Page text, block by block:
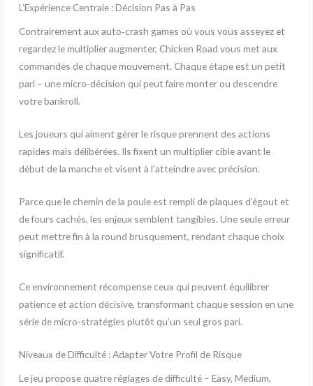
L’Expérience Centrale : Décision Pas à Pas
Contrairement aux auto‑crash games où vous vous asseyez et
regardez le multiplier augmenter, Chicken Road vous met aux
commandes de chaque mouvement. Chaque étape est un petit
pari – une micro‑décision qui peut faire monter ou descendre
votre bankroll.
Les joueurs qui aiment gérer le risque prennent des actions
rapides mais délibérées. Ils fixent un multiplier cible avant le
début de la manche et visent à l’atteindre avec précision.
Parce que le chemin de la poule est rempli de plaques d’égout et
de fours cachés, les enjeux semblent tangibles. Une seule erreur
peut mettre fin à la round brusquement, rendant chaque choix
significatif.
Ce environnement récompense ceux qui peuvent équilibrer
patience et action décisive, transformant chaque session en une
série de micro‑stratégies plutôt qu’un seul gros pari.
Niveaux de Difficulté : Adapter Votre Profil de Risque
Le jeu propose quatre réglages de difficulté – Easy, Medium,